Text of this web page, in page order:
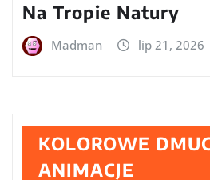
Na Tropie Natury
Madman lip 21, 2026
KOLOROWE
ANIMACJE